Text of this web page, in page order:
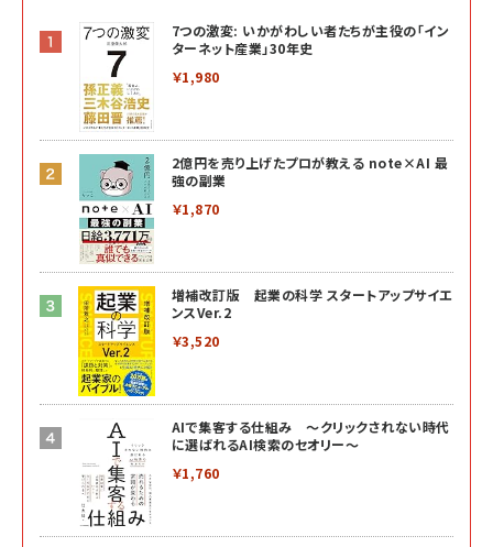
7つの激変: いかがわしい者たちが主役の「イン
ターネット産業」30年史
￥1,980
2億円を売り上げたプロが教える note×AI 最
強の副業
￥1,870
増補改訂版 起業の科学 スタートアップサイエ
ンスVer.2
￥3,520
AIで集客する仕組み ～クリックされない時代
に選ばれるAI検索のセオリー～
￥1,760